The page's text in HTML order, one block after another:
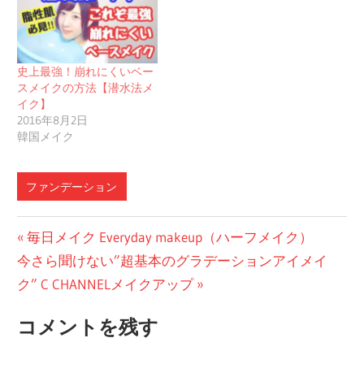
史上最強！崩れにくいベー
スメイクの方法【潜水法メ
イク】
2016年8月2日
韓国メイク
ファンデーション
投
稿
ビ
前
の
投
毎日メイク Everyday makeup（ハーフメイク）
次
の
稿:
今さら聞けない”超基本のグラデーションアイメイ
ク” C CHANNELメイクアップ
コメントを残す